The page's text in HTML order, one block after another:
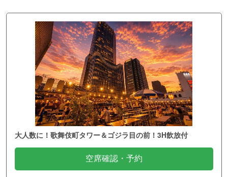
大人数に！歌舞伎町タワー＆ゴジラ目の前！3H飲放付
空席確認・予約